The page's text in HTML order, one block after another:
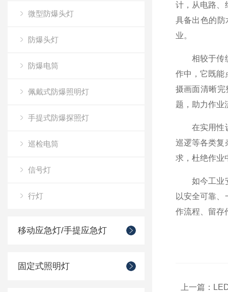
微型防爆头灯
防爆头灯
防爆电筒
佩戴式防爆照明灯
手提式防爆探照灯
巡检电筒
信号灯
行灯
移动应急灯/手提应急灯
固定式照明灯
计，从电路、
具备出色的
业。
相较于传统
作中，它既能
摄画面清晰
题，助力作业
在实用性设
巡逻等各类复
求，杜绝作业
如今工业安
以安全可靠
作流程、留存
上一篇：